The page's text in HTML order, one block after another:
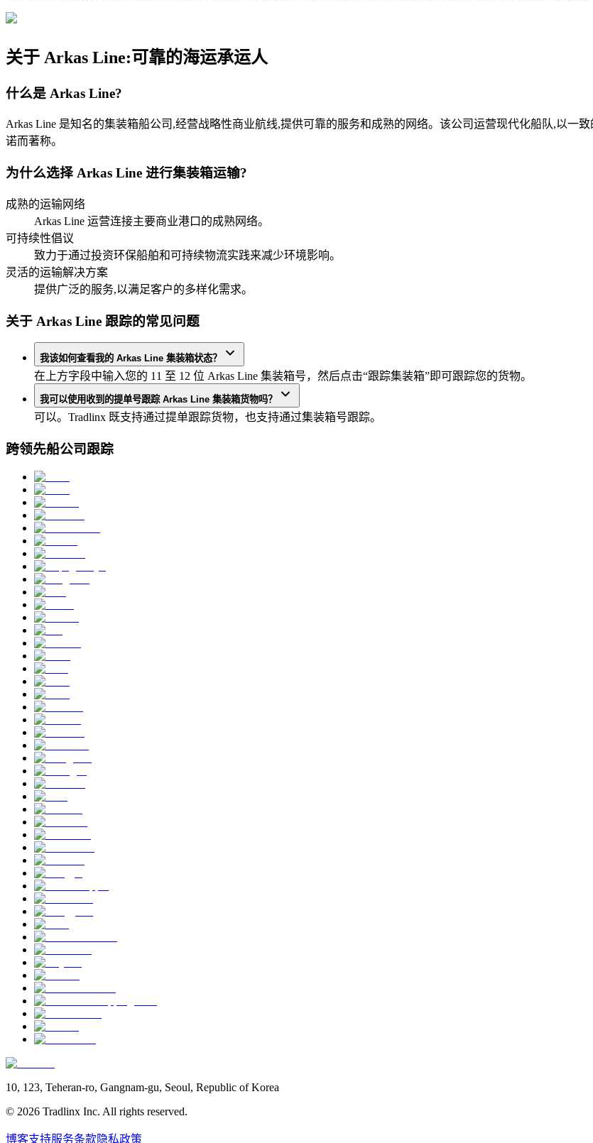
关于 Arkas Line:可靠的海运承运人
什么是 Arkas Line?
Arkas Line 是知名的集装箱船公司,经营战略性商业航线,提供可靠的服务和成熟的网络。该公司运营现代化船队,以一
诺而著称。
为什么选择 Arkas Line 进行集装箱运输?
成熟的运输网络
Arkas Line 运营连接主要商业港口的成熟网络。
可持续性倡议
致力于通过投资环保船舶和可持续物流实践来减少环境影响。
灵活的运输解决方案
提供广泛的服务,以满足客户的多样化需求。
关于 Arkas Line 跟踪的常见问题
我该如何查看我的 Arkas Line 集装箱状态？
在上方字段中输入您的 11 至 12 位 Arkas Line 集装箱号，然后点击“跟踪集装箱”即可跟踪您的货物。
我可以使用收到的提单号跟踪 Arkas Line 集装箱货物吗？
可以。Tradlinx 既支持通过提单跟踪货物，也支持通过集装箱号跟踪。
跨领先船公司跟踪
10, 123, Teheran-ro, Gangnam-gu, Seoul, Republic of Korea
© 2026 Tradlinx Inc. All rights reserved.
博客支持服务条款隐私政策